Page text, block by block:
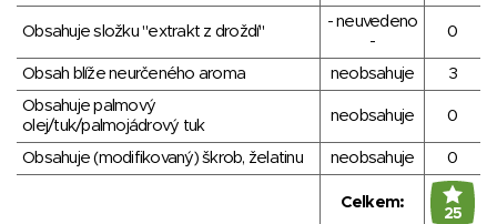
Obsahuje složku "extrakt z droždí"
- neuvedeno
-
0
Obsah blíže neurčeného aroma neobsahuje
3
Obsahuje palmový
olej/tuk/palmojádrový tuk
neobsahuje 0
Obsahuje (modifikovaný) škrob, želatinu neobsahuje 0
Celkem:
25